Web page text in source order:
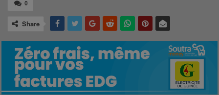
0
Share